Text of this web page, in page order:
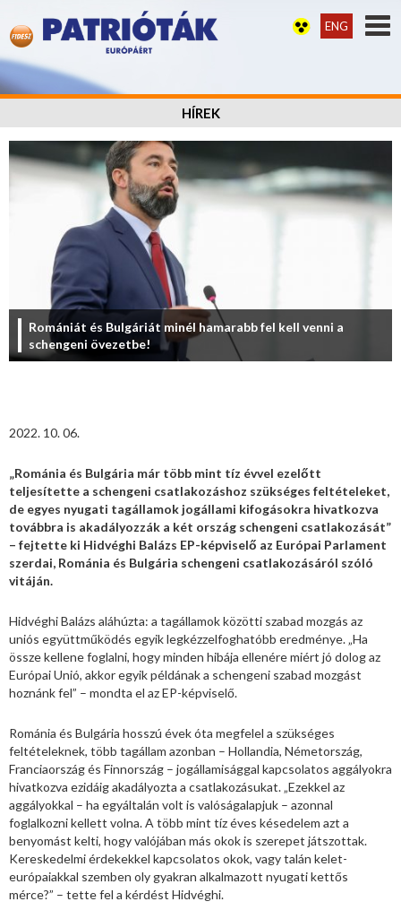
ENG
HÍREK
Romániát és Bulgáriát minél hamarabb fel kell venni a
schengeni övezetbe!
2022. 10. 06.
„Románia és Bulgária már több mint tíz évvel ezelőtt
teljesítette a schengeni csatlakozáshoz szükséges feltételeket,
de egyes nyugati tagállamok jogállami kifogásokra hivatkozva
továbbra is akadályozzák a két ország schengeni csatlakozását”
– fejtette ki Hidvéghi Balázs EP-képviselő az Európai Parlament
szerdai, Románia és Bulgária schengeni csatlakozásáról szóló
vitáján.
Hidvéghi Balázs aláhúzta: a tagállamok közötti szabad mozgás az
uniós együttműködés egyik legkézzelfoghatóbb eredménye. „Ha
össze kellene foglalni, hogy minden hibája ellenére miért jó dolog az
Európai Unió, akkor egyik példának a schengeni szabad mozgást
hoznánk fel” – mondta el az EP-képviselő.
Románia és Bulgária hosszú évek óta megfelel a szükséges
feltételeknek, több tagállam azonban – Hollandia, Németország,
Franciaország és Finnország – jogállamisággal kapcsolatos aggályokra
hivatkozva ezidáig akadályozta a csatlakozásukat. „Ezekkel az
aggályokkal – ha egyáltalán volt is valóságalapjuk – azonnal
foglalkozni kellett volna. A több mint tíz éves késedelem azt a
benyomást kelti, hogy valójában más okok is szerepet játszottak.
Kereskedelmi érdekekkel kapcsolatos okok, vagy talán kelet-
európaiakkal szemben oly gyakran alkalmazott nyugati kettős
mérce?” – tette fel a kérdést Hidvéghi.